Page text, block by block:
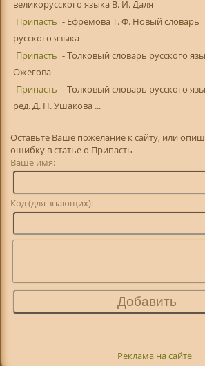
великорусского языка В. И. Даля
Припасть - Ефремова Т. Ф. Новый словарь
русского языка
Припасть - Толковый словарь русского
Ожегова
Припасть - Толковый словарь русского
ред. Д. Н. Ушакова ...
Оставьте Ваше пожелание к сайту, или
ошибку в статье о Припасть
Ваше имя:
Код (для знающих):
Реклама на сайте